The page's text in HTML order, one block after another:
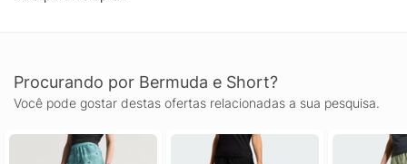
Procurando por Bermuda e Short?
Você pode gostar destas ofertas relacionadas a sua pesquisa.